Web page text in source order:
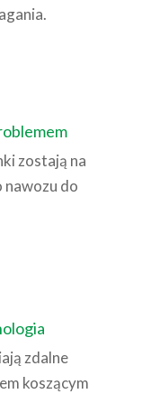
zostają na
nawozu do
zdalne
koszącym